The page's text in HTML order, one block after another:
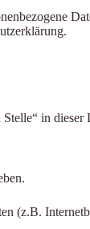
in dieser
(z.B.